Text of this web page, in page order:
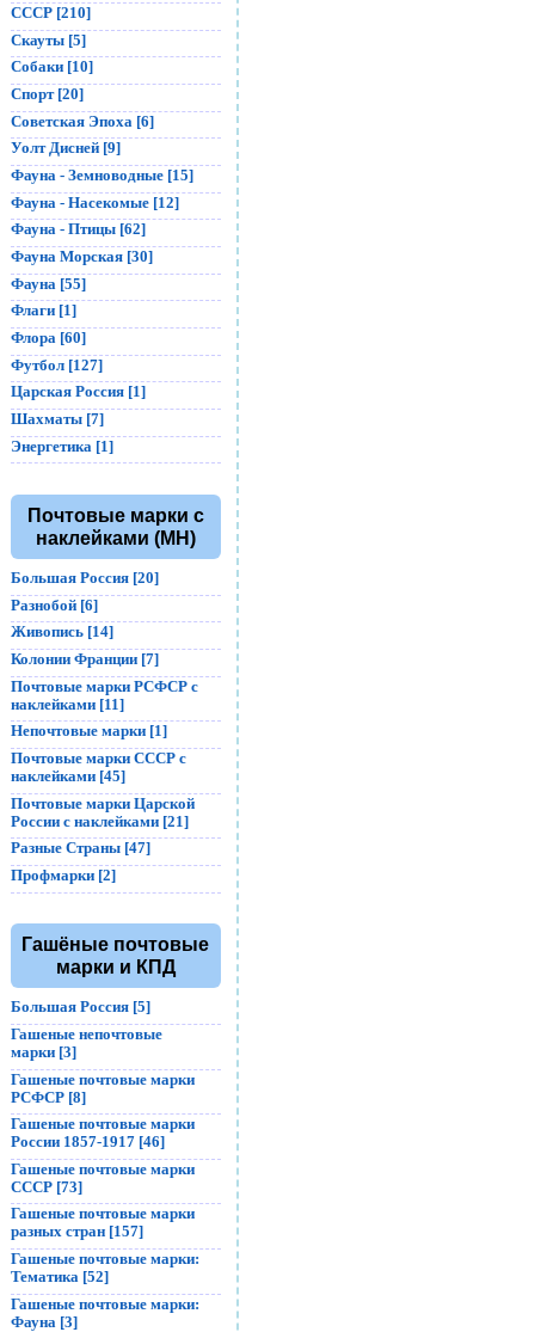
СССР [210]
Скауты [5]
Собаки [10]
Спорт [20]
Советская Эпоха [6]
Уолт Дисней [9]
Фауна - Земноводные [15]
Фауна - Насекомые [12]
Фауна - Птицы [62]
Фауна Морская [30]
Фауна [55]
Флаги [1]
Флора [60]
Футбол [127]
Царская Россия [1]
Шахматы [7]
Энергетика [1]
Почтовые марки с
наклейками (MH)
Большая Россия [20]
Разнобой [6]
Живопись [14]
Колонии Франции [7]
Почтовые марки РСФСР с
наклейками [11]
Непочтовые марки [1]
Почтовые марки СССР с
наклейками [45]
Почтовые марки Царской
России с наклейками [21]
Разные Страны [47]
Профмарки [2]
Гашёные почтовые
марки и КПД
Большая Россия [5]
Гашеные непочтовые
марки [3]
Гашеные почтовые марки
РСФСР [8]
Гашеные почтовые марки
России 1857-1917 [46]
Гашеные почтовые марки
СССР [73]
Гашеные почтовые марки
разных стран [157]
Гашеные почтовые марки:
Тематика [52]
Гашеные почтовые марки:
Фауна [3]